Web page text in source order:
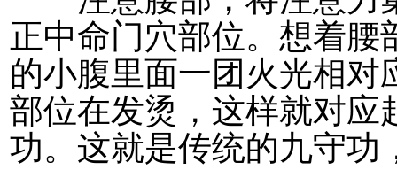
正中命门穴部位。想着腰
的小腹里面一团火光相对
部位在发烫，这样就对应
功。这就是传统的九守功